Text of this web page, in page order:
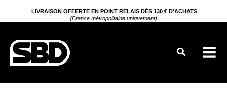
au
LIVRAISON OFFERTE EN POINT RELAIS DÈS 130 € D'ACHATS
(France métropolitaine uniquement)
Rechercher